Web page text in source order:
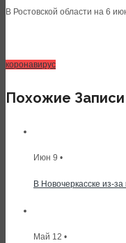
В Ростовской области на 6
коронавирус
Похожие Записи
Июн 9 •
В Новочеркасске из-
Май 12 •